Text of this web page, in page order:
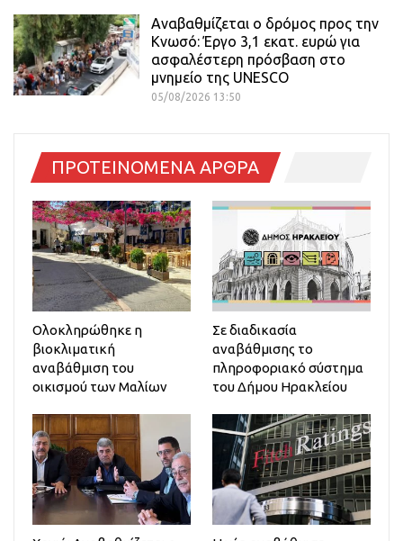
Αναβαθμίζεται ο δρόμος προς την
Κνωσό: Έργο 3,1 εκατ. ευρώ για
ασφαλέστερη πρόσβαση στο
μνημείο της UNESCO
05/08/2026 13:50
ΠΡΟΤΕΙΝΟΜΕΝΑ ΑΡΘΡΑ
Ολοκληρώθηκε η
βιοκλιματική
αναβάθμιση του
οικισμού των Μαλίων
Σε διαδικασία
αναβάθμισης το
πληροφοριακό σύστημα
του Δήμου Ηρακλείου